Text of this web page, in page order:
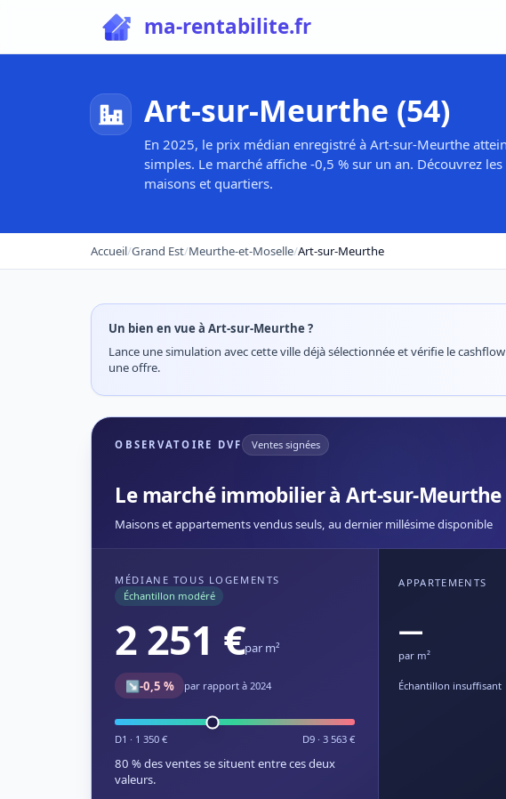
ma-rentabilite.fr
Art-sur-Meurthe (54)
En 2025, le prix médian enregistré à Art-sur-Meurthe
simples. Le marché affiche -0,5 % sur un an. Découvrez
maisons et quartiers.
Accueil/Grand Est/Meurthe-et-Moselle/Art-sur-Meurthe
Un bien en vue à Art-sur-Meurthe ?
Lance une simulation avec cette ville déjà sélectionnée et vérifie le
une offre.
OBSERVATOIRE DVF Ventes signées
Le marché immobilier à Art-sur-Meurthe
Maisons et appartements vendus seuls, au dernier millésime disponible
MÉDIANE TOUS LOGEMENTS
Échantillon modéré
2 251 €par m²
↘-0,5 % par rapport à 2024
D1 · 1 350 € D9 · 3 563 €
80 % des ventes se situent entre ces deux
valeurs.
APPARTEMENTS
—
par m²
Échantillon insuffisant